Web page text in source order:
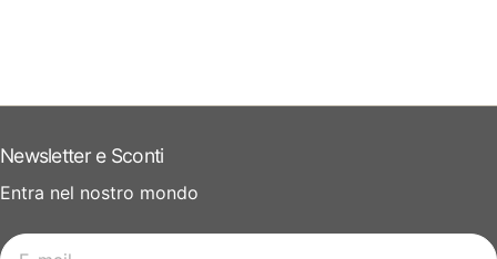
Newsletter e Sconti
Entra nel nostro mondo
E-